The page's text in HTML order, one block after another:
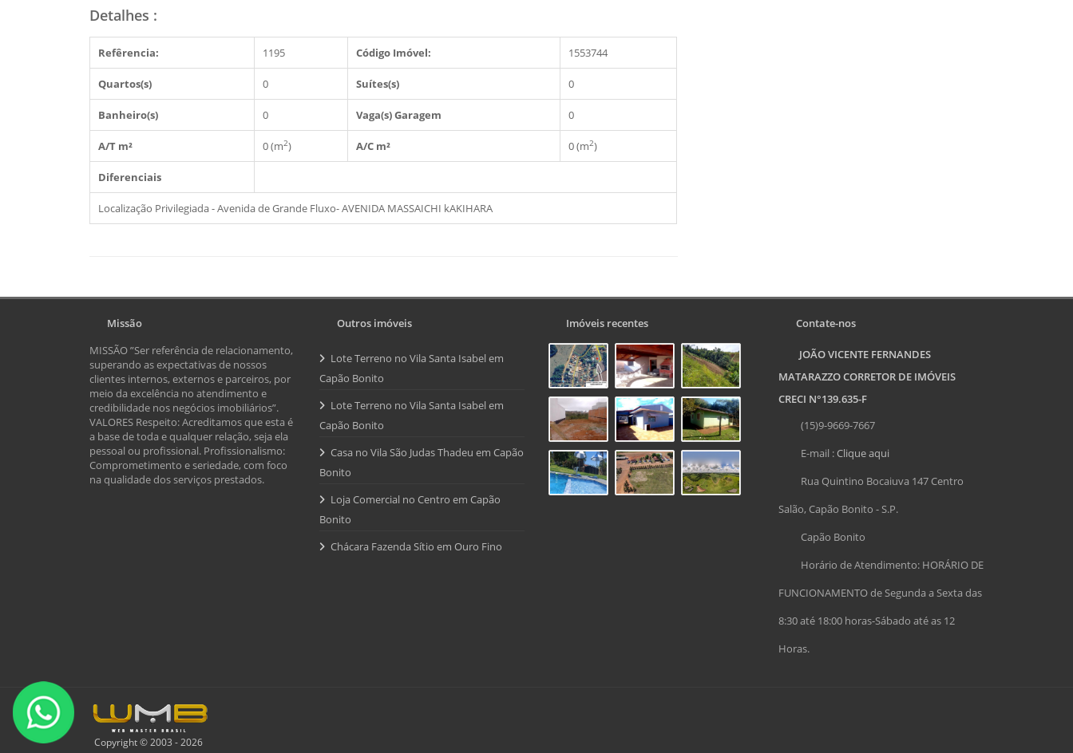
Detalhes :
Refêrencia: 1195 Código Imóvel: 1553744
Quartos(s) 0 Suítes(s) 0
Banheiro(s) 0 Vaga(s) Garagem 0
A/T m² 0 (m2) A/C m² 0 (m2)
Diferenciais
Localização Privilegiada - Avenida de Grande Fluxo- AVENIDA MASSAICHI kAKIHARA
Missão
MISSÃO ”Ser referência de relacionamento,
superando as expectativas de nossos
clientes internos, externos e parceiros, por
meio da excelência no atendimento e
credibilidade nos negócios imobiliários”.
VALORES Respeito: Acreditamos que esta é
a base de toda e qualquer relação, seja ela
pessoal ou profissional. Profissionalismo:
Comprometimento e seriedade, com foco
na qualidade dos serviços prestados.
Outros imóveis
Lote Terreno no Vila Santa Isabel em
Capão Bonito
Lote Terreno no Vila Santa Isabel em
Capão Bonito
Casa no Vila São Judas Thadeu em Capão
Bonito
Loja Comercial no Centro em Capão
Bonito
Chácara Fazenda Sítio em Ouro Fino
Imóveis recentes Contate-nos
JOÃO VICENTE FERNANDES
MATARAZZO CORRETOR DE IMÓVEIS
CRECI N°139.635-F
(15)9-9669-7667
E-mail :Clique aqui
Rua Quintino Bocaiuva 147 Centro
Salão, Capão Bonito - S.P.
Capão Bonito
Horário de Atendimento: HORÁRIO DE
FUNCIONAMENTO de Segunda a Sexta das
8:30 até 18:00 horas-Sábado até as 12
Horas.
Copyright © 2003 - 2026